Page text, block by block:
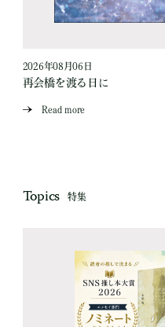
2026年08月06日
再会橋を渡る日に
Read more
Topics 特集